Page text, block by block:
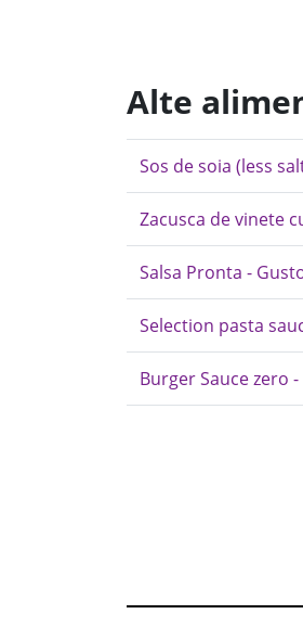
Alte
Sos de soia (less
Zacusca de vinete
Salsa Pronta -
Selection pasta
Burger Sauce zero -